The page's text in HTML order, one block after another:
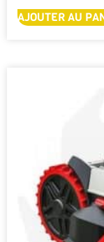
AJOUTER AU